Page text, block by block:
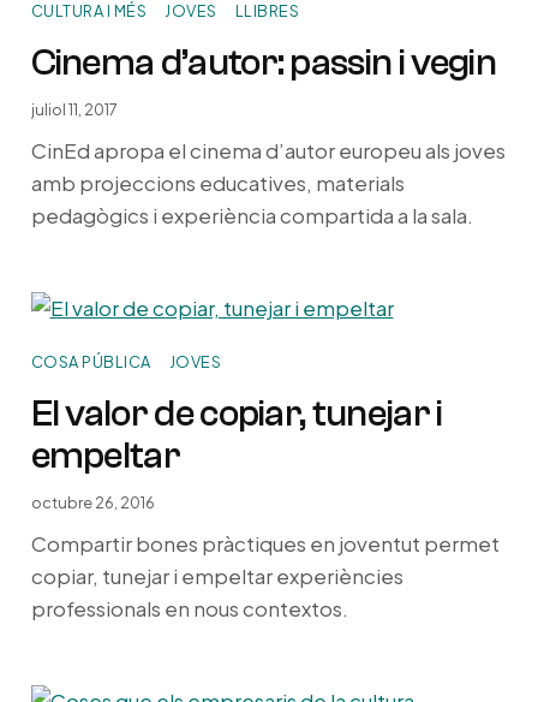
CULTURA I MÉS JOVES LLIBRES
Cinema d’autor: passin i vegin
juliol 11, 2017
CinEd apropa el cinema d’autor europeu als joves
amb projeccions educatives, materials
pedagògics i experiència compartida a la sala.
COSA PÚBLICA JOVES
El valor de copiar, tunejar i
empeltar
octubre 26, 2016
Compartir bones pràctiques en joventut permet
copiar, tunejar i empeltar experiències
professionals en nous contextos.